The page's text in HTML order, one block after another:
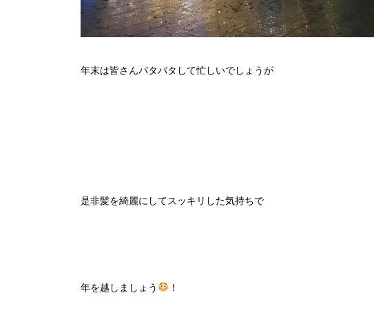
年末は皆さんバタバタして忙しいでしょうが
是非髪を綺麗にしてスッキリした気持ちで
年を越しましょう ！